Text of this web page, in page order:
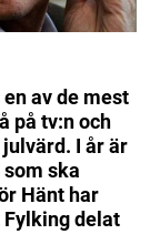
av de mest
på tv:n och
I år är
ska
Hänt har
delat